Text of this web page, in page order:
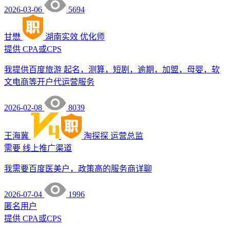
2026-03-06 5694
甘懋 湖南实效 优化师
提供 CPA或CPS
我提供百度旅游 起名，测算，短剧，逾期，加盟，母婴，软
文电商等开户代运营服务
2026-02-08 8039
王海冀 淘探探 运营总监
需要 线上推广渠道
我需要百度医美户，政策高的服务商详聊
2026-07-04
1996
匿名用户
提供 CPA或CPS